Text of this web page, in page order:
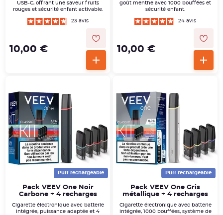
USB-C, offrant une saveur fruits
rouges et sécurité enfant activable.
23 avis
10,00 €
goût menthe avec 1000 bouffées et
sécurité enfant.
24 avis
10,00 €
Puff rechargeable
Pack VEEV One Noir
Carbone + 4 recharges
Cigarette électronique avec batterie
intégrée, puissance adaptée et 4
Puff rechargeable
Pack VEEV One Gris
métallique + 4 recharges
Cigarette électronique avec batterie
intégrée, 1000 bouffées, système de